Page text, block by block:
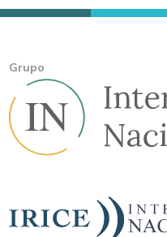
Grupo